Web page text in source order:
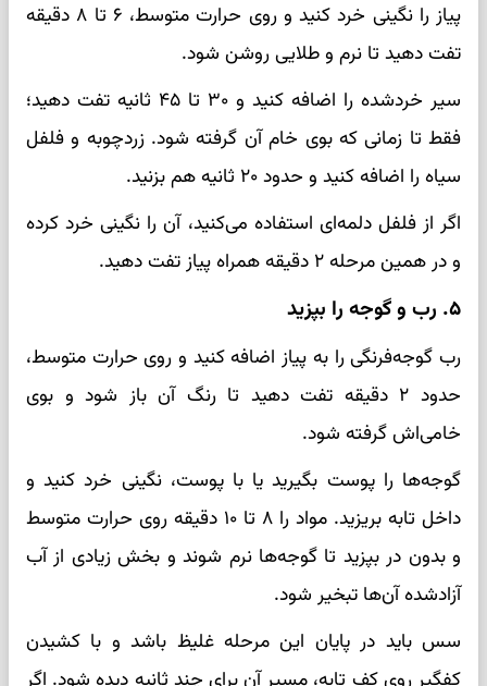
پیاز را نگینی خرد کنید و روی حرارت متوسط، ۶ تا ۸ دقیقه
تفت دهید تا نرم و طلایی روشن شود.
سیر خردشده را اضافه کنید و ۳۰ تا ۴۵ ثانیه تفت دهید؛
فقط تا زمانی که بوی خام آن گرفته شود. زردچوبه و فلفل
سیاه را اضافه کنید و حدود ۲۰ ثانیه هم بزنید.
اگر از فلفل دلمه‌ای استفاده می‌کنید، آن را نگینی خرد کرده
و در همین مرحله ۲ دقیقه همراه پیاز تفت دهید.
۵. رب و گوجه را بپزید
رب گوجه‌فرنگی را به پیاز اضافه کنید و روی حرارت متوسط،
حدود ۲ دقیقه تفت دهید تا رنگ آن باز شود و بوی
خامی‌اش گرفته شود.
گوجه‌ها را پوست بگیرید یا با پوست، نگینی خرد کنید و
داخل تابه بریزید. مواد را ۸ تا ۱۰ دقیقه روی حرارت متوسط
و بدون در بپزید تا گوجه‌ها نرم شوند و بخش زیادی از آب
آزادشده آن‌ها تبخیر شود.
سس باید در پایان این مرحله غلیظ باشد و با کشیدن
کفگیر روی کف تابه، مسیر آن برای چند ثانیه دیده شود. اگر